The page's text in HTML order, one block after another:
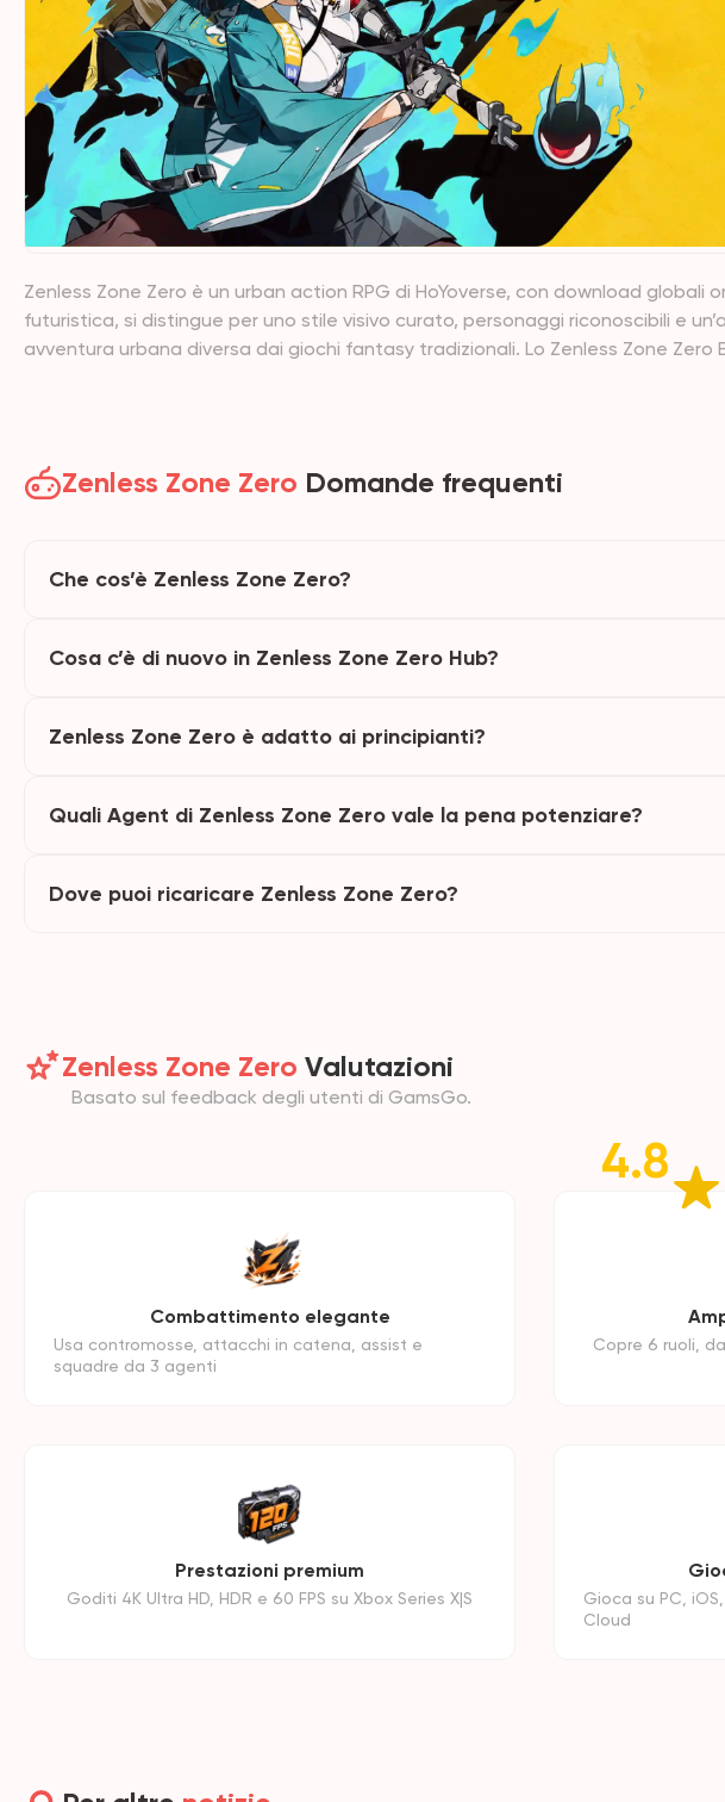
Zenless Zone Zero è un urban action RPG di HoYoverse, con download globali
futuristica, si distingue per uno stile visivo curato, personaggi riconoscibili e
avventura urbana diversa dai giochi fantasy tradizionali. Lo Zenless Zone Zero
Zenless Zone Zero Domande frequenti
Che cos’è Zenless Zone Zero?
Cosa c’è di nuovo in Zenless Zone Zero Hub?
Zenless Zone Zero è adatto ai principianti?
Quali Agent di Zenless Zone Zero vale la pena potenziare?
Dove puoi ricaricare Zenless Zone Zero?
Zenless Zone Zero Valutazioni
Basato sul feedback degli utenti di GamsGo.
4.8
Combattimento elegante
Usa contromosse, attacchi in catena, assist e
squadre da 3 agenti
Copre 6 ruoli,
Prestazioni premium
Goditi 4K Ultra HD, HDR e 60 FPS su Xbox Series X|S
Gioca su PC,
Cloud